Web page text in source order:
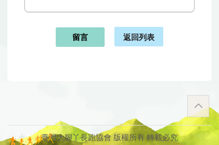
留言 返回列表
臺灣大腳丫長跑協會 版權所有 轉載必究